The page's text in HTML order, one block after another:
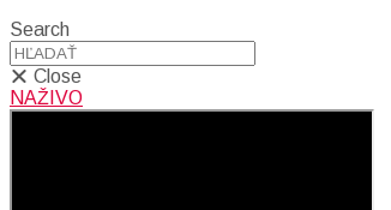
Search
Close
NAŽIVO